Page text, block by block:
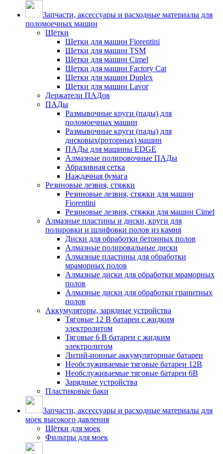
Запчасти, аксессуары и расходные материалы для
поломоечных машин
Щётки
Щетки для машин Fiorentini
Щетки для машин TSM
Щетки для машин Cimel
Щетки для машин Factory Cat
Щетки для машин Duplex
Щетки для машин Lavor
Держатели ПАДов
ПАДы
Размывочные круги (пады) для
поломоечных машин
Размывочные круги (пады) для
дисковых(роторных) машин
ПАДы для машины EDGE
Алмазные полировочные ПАДы
Абразивная сетка
Наждачная бумага
Резиновые лезвия, стяжки
Резиновые лезвия, стяжки для машин
Fiorentini
Резиновые лезвия, стяжки для машин Cimel
Алмазные пластины и диски, круги для
полировки и шлифовки полов из камня
Диски для обработки бетонных полов
Алмазные полировальные диски
Алмазные пластины для обработки
мраморных полов
Алмазные диски для обработки мраморных
полов
Алмазные диски для обработки гранитных
полов
Аккумуляторы, зарядные устройства
Тяговые 12 В батареи с жидким
электролитом
Тяговые 6 В батареи с жидким
электролитом
Литий-ионные аккумуляторные батареи
Необслуживаемые тяговые батареи 12В
Необслуживаемые тяговые батареи 6В
Зарядные устройства
Пластиковые баки
Запчасти, аксессуары и расходные материалы для
моек высокого давления
Щётки для моек
Фильтры для моек